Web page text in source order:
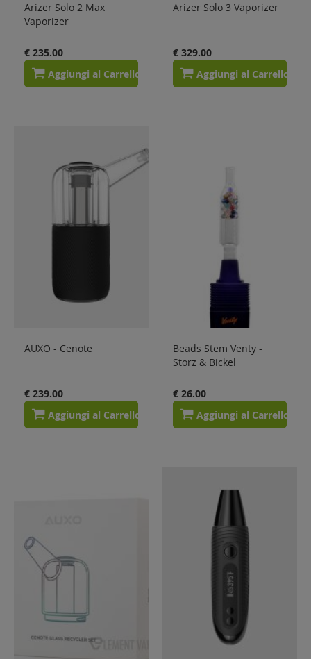
Arizer Solo 2 Max
Vaporizer
€ 235.00
Aggiungi al Carrello
Arizer Solo 3 Vaporizer
€ 329.00
Aggiungi al Carrello
AUXO - Cenote
€ 239.00
Aggiungi al Carrello
Beads Stem Venty -
Storz & Bickel
€ 26.00
Aggiungi al Carrello